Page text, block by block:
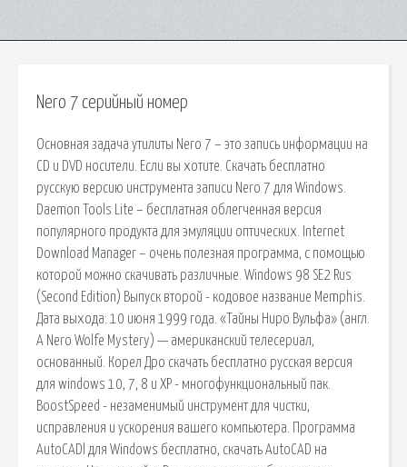
Nero 7 серийный номер
Основная задача утилиты Nero 7 – это запись информации на
CD и DVD носители. Если вы хотите. Скачать бесплатно
русскую версию инструмента записи Nero 7 для Windows.
Daemon Tools Lite – бесплатная облегченная версия
популярного продукта для эмуляции оптических. Internet
Download Manager – очень полезная программа, с помощью
которой можно скачивать различные. Windows 98 SE2 Rus
(Second Edition) Выпуск второй - кодовое название Memphis.
Дата выхода: 10 июня 1999 года. «Тайны Ниро Вульфа» (англ.
A Nero Wolfe Mystery) — американский телесериал,
основанный. Корел Дро скачать бесплатно русская версия
для windows 10, 7, 8 и XP - многофункциональный пак.
BoostSpeed - незаменимый инструмент для чистки,
исправления и ускорения вашего компьютера. Программа
AutoCADl для Windows бесплатно, скачать AutoCAD на